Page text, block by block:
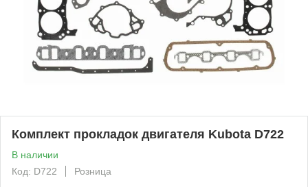
Комплект прокладок двигателя Kubota D722
В наличии
Код: D722
Розница